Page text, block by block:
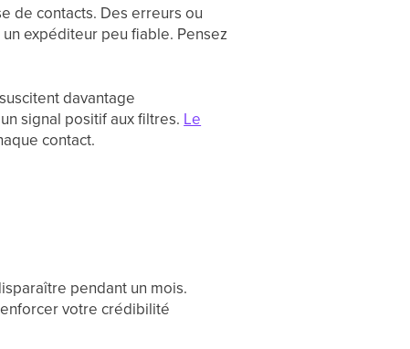
de contacts. Des erreurs ou
expéditeur peu fiable. Pensez
davantage
signal positif aux filtres. Le
contact.
pendant un mois.
votre crédibilité